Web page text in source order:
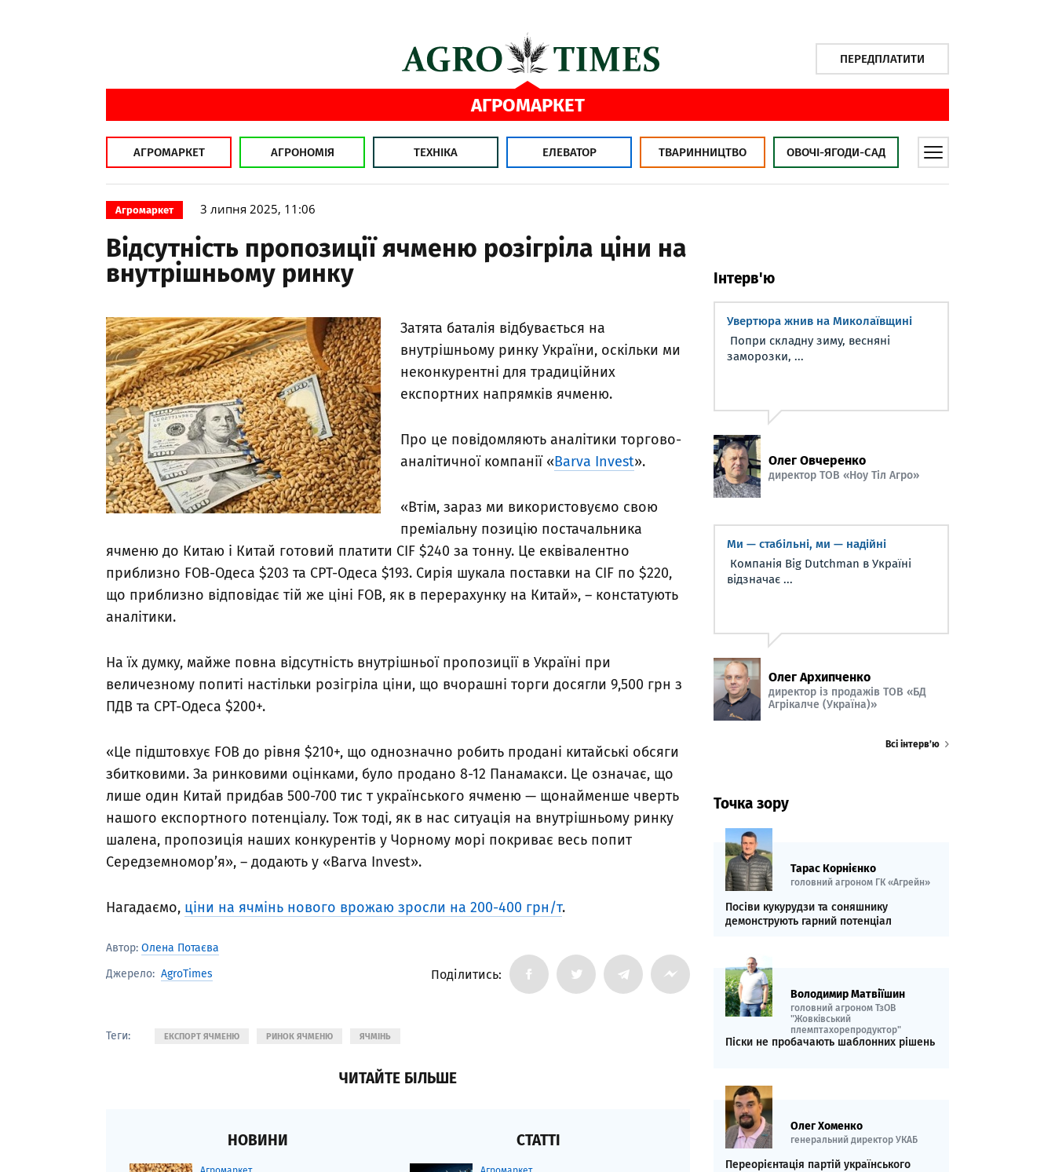
ПЕРЕДПЛАТИТИ
АГРОМАРКЕТ
АГРОМАРКЕТ АГРОНОМІЯ ТЕХНІКА ЕЛЕВАТОР ТВАРИННИЦТВО ОВОЧІ-ЯГОДИ-САД
Агромаркет 3 липня 2025, 11:06
Відсутність пропозиції ячменю розігріла ціни на
внутрішньому ринку
Затята баталія відбувається на
внутрішньому ринку України, оскільки ми
неконкурентні для традиційних
експортних напрямків ячменю.
Про це повідомляють аналітики торгово-
аналітичної компанії «Barva Invest».
«Втім, зараз ми використовуємо свою
преміальну позицію постачальника
ячменю до Китаю і Китай готовий платити CIF $240 за тонну. Це еквівалентно
приблизно FOB-Одеса $203 та CPT-Одеса $193. Сирія шукала поставки на CIF по $220,
що приблизно відповідає тій же ціні FOB, як в перерахунку на Китай», – констатують
аналітики.
На їх думку, майже повна відсутність внутрішньої пропозиції в Україні при
величезному попиті настільки розігріла ціни, що вчорашні торги досягли 9,500 грн з
ПДВ та CPT-Одеса $200+.
«Це підштовхує FOB до рівня $210+, що однозначно робить продані китайські обсяги
збитковими. За ринковими оцінками, було продано 8-12 Панамакси. Це означає, що
лише один Китай придбав 500-700 тис т українського ячменю — щонайменше чверть
нашого експортного потенціалу. Тож тоді, як в нас ситуація на внутрішньому ринку
шалена, пропозиція наших конкурентів у Чорному морі покриває весь попит
Середземномор’я», – додають у «Barva Invest».
Нагадаємо, ціни на ячмінь нового врожаю зросли на 200-400 грн/т.
Автор: Олена Потаєва
Джерело: AgroTimes Поділитись:
Теги: ЕКСПОРТ ЯЧМЕНЮ РИНОК ЯЧМЕНЮ ЯЧМІНЬ
ЧИТАЙТЕ БІЛЬШЕ
НОВИНИ СТАТТІ
Інтерв'ю
Увертюра жнив на Миколаївщині
Попри складну зиму, весняні
заморозки, ...
Олег Овчеренко
директор ТОВ «Ноу Тіл Агро»
Ми — стабільні, ми — надійні
Компанія Big Dutchman в Україні
відзначає ...
Олег Архипченко
директор із продажів ТОВ «БД
Агрікалче (Україна)»
Всі інтерв’ю
Точка зору
Тарас Корнієнко
головний агроном ГК «Агрейн»
Посіви кукурудзи та соняшнику
демонструють гарний потенціал
Володимир Матвіїшин
головний агроном ТзОВ
"Жовківський
племптахорепродуктор"
Піски не пробачають шаблонних рішень
Олег Хоменко
генеральний директор УКАБ
Переорієнтація партій українського